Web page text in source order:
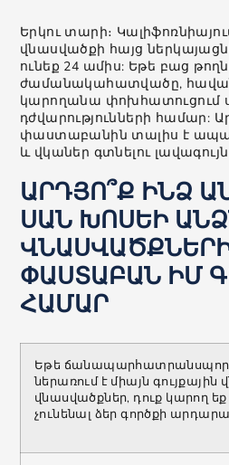
Երկու տարի։
վնասվածքի հայց
ունեք 24 ամիս: Եթե բաց
ժամանակահատվածը,
կարողանա փոխհատուցում
դժվարությունների համար:
փաստաբանին տալիս է
և վկաներ գտնելու
ԱՐԴՅՈ՞Ք ԻՆՁ
ՍԱՆ ԽՈՍԵԻ
ՓԱՍՏԱԲԱՆ ԻՄ
ՀԱՄԱՐ
Եթե
ներառում է միայն
վնասվածքներ, դուք կարող
չունենալ ձեր գործքի